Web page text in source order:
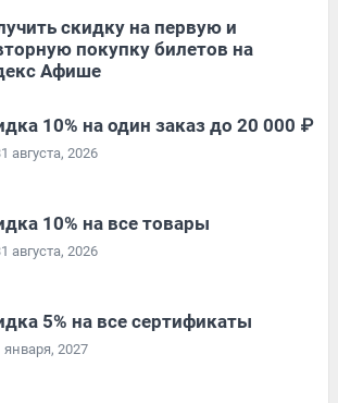
скидку на первую и
покупку билетов на
Афише
10% на один заказ до 20 000 ₽
августа, 2026
10% на все товары
августа, 2026
5% на все сертификаты
января, 2027